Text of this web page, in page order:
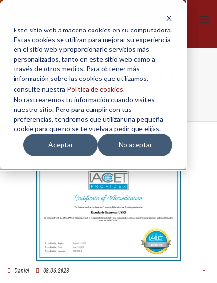
Este sitio web almacena cookies en su computadora.
Estas cookies se utilizan para mejorar su experiencia
en el sitio web y proporcionarle servicios más
personalizados, tanto en este sitio web como a
través de otros medios. Para obtener más
información sobre las cookies que utilizamos,
consulte nuestra Política de cookies.
No rastrearemos tu información cuando visites
nuestro sitio. Pero para cumplir con tus
preferencias, tendremos que utilizar una pequeña
cookie para que no se te vuelva a pedir que elijas.
Aceptar
No aceptar
Acreditacion_IACET
Home / Acreditación IACET / Acreditacion_IACET
Daniel 08.06.2023